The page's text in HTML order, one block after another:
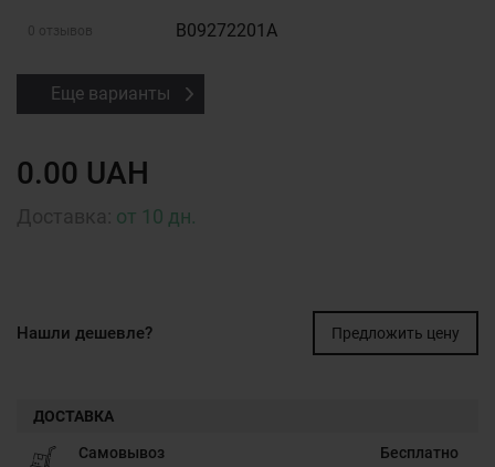
0 отзывов B09272201A
Еще варианты
0.00 UAH
от 10 дн.
Нашли дешевле? Предложить цену
ДОСТАВКА
Самовывоз Бесплатно